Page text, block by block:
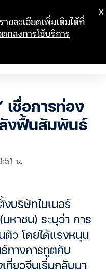
เชื่อการท่อง
งฟื้นสัมพันธ์
น.
งบริษัทไมเนอร์
หาชน) ระบุว่า การ
ตัว โดยได้แรงหนุน
ทางการทูตกับ
ที่ยวจีนเริ่มกลับมา
ยละเอียดเพิ่มเติมได้ที่
กลงการใช้บริการ
X